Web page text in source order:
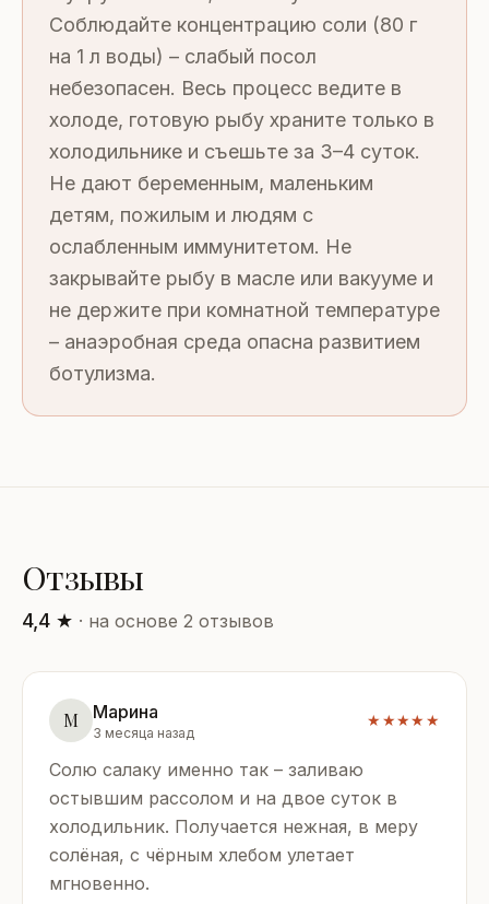
Соблюдайте концентрацию соли (80 г
на 1 л воды) – слабый посол
небезопасен. Весь процесс ведите в
холоде, готовую рыбу храните только в
холодильнике и съешьте за 3–4 суток.
Не дают беременным, маленьким
детям, пожилым и людям с
ослабленным иммунитетом. Не
закрывайте рыбу в масле или вакууме и
не держите при комнатной температуре
– анаэробная среда опасна развитием
ботулизма.
Отзывы
4,4 ★ · на основе 2 отзывов
М Марина
3 месяца назад
★★★★★
Солю салаку именно так – заливаю
остывшим рассолом и на двое суток в
холодильник. Получается нежная, в меру
солёная, с чёрным хлебом улетает
мгновенно.